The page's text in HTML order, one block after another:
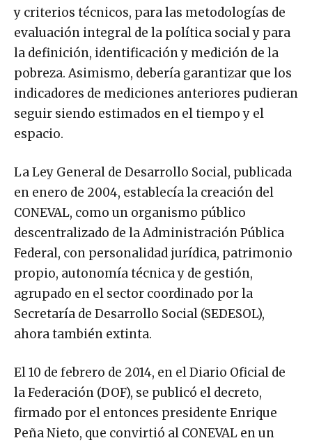
y criterios técnicos, para las metodologías de
evaluación integral de la política social y para
la definición, identificación y medición de la
pobreza. Asimismo, debería garantizar que los
indicadores de mediciones anteriores pudieran
seguir siendo estimados en el tiempo y el
espacio.
La Ley General de Desarrollo Social, publicada
en enero de 2004, establecía la creación del
CONEVAL, como un organismo público
descentralizado de la Administración Pública
Federal, con personalidad jurídica, patrimonio
propio, autonomía técnica y de gestión,
agrupado en el sector coordinado por la
Secretaría de Desarrollo Social (SEDESOL),
ahora también extinta.
El 10 de febrero de 2014, en el Diario Oficial de
la Federación (DOF), se publicó el decreto,
firmado por el entonces presidente Enrique
Peña Nieto, que convirtió al CONEVAL en un